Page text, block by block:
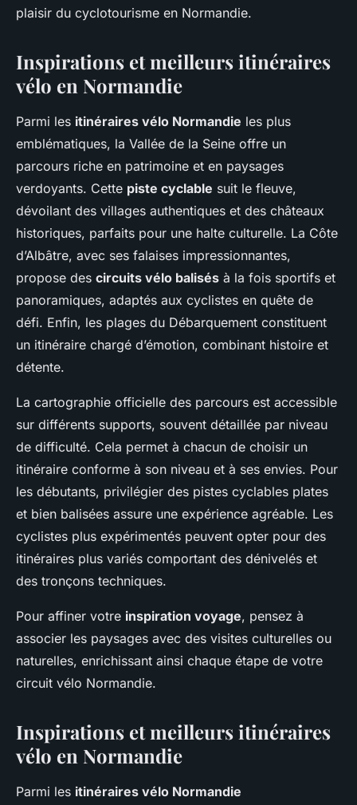
plaisir du cyclotourisme en Normandie.
Inspirations et meilleurs itinéraires
vélo en Normandie
Parmi les itinéraires vélo Normandie les plus
emblématiques, la Vallée de la Seine offre un
parcours riche en patrimoine et en paysages
verdoyants. Cette piste cyclable suit le fleuve,
dévoilant des villages authentiques et des châteaux
historiques, parfaits pour une halte culturelle. La Côte
d’Albâtre, avec ses falaises impressionnantes,
propose des circuits vélo balisés à la fois sportifs et
panoramiques, adaptés aux cyclistes en quête de
défi. Enfin, les plages du Débarquement constituent
un itinéraire chargé d’émotion, combinant histoire et
détente.
La cartographie officielle des parcours est accessible
sur différents supports, souvent détaillée par niveau
de difficulté. Cela permet à chacun de choisir un
itinéraire conforme à son niveau et à ses envies. Pour
les débutants, privilégier des pistes cyclables plates
et bien balisées assure une expérience agréable. Les
cyclistes plus expérimentés peuvent opter pour des
itinéraires plus variés comportant des dénivelés et
des tronçons techniques.
Pour affiner votre inspiration voyage, pensez à
associer les paysages avec des visites culturelles ou
naturelles, enrichissant ainsi chaque étape de votre
circuit vélo Normandie.
Inspirations et meilleurs itinéraires
vélo en Normandie
Parmi les itinéraires vélo Normandie